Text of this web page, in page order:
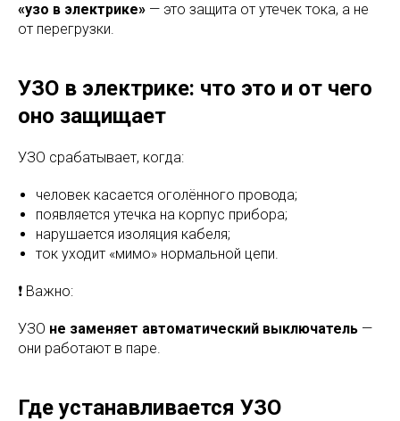
«узо в электрике» — это защита от утечек тока, а не
от перегрузки.
УЗО в электрике: что это и от чего
оно защищает
УЗО срабатывает, когда:
человек касается оголённого провода;
появляется утечка на корпус прибора;
нарушается изоляция кабеля;
ток уходит «мимо» нормальной цепи.
❗ Важно:
УЗО не заменяет автоматический выключатель —
они работают в паре.
Где устанавливается УЗО